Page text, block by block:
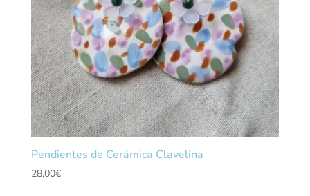
Pendientes de Cerámica Clavelina
28,00€